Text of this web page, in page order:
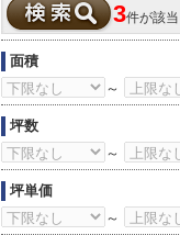
3件が該当
面積
～
坪数
～
坪単価
～